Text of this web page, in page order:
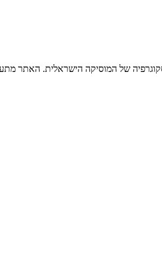
של המוסיקה הישראלית. האתר